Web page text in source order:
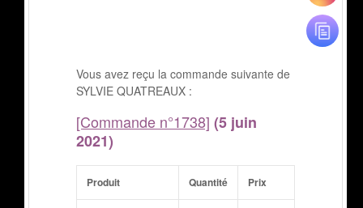
Vous avez reçu la commande suivante de
SYLVIE QUATREAUX :
[Commande n°1738] (5 juin
2021)
Produit Quantité Prix